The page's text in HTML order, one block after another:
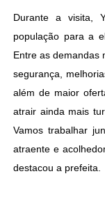
Durante a visita,
população para a
Entre as demandas
segurança,
além de maior
atrair ainda mais
Vamos trabalhar
atraente e
destacou a prefeita.